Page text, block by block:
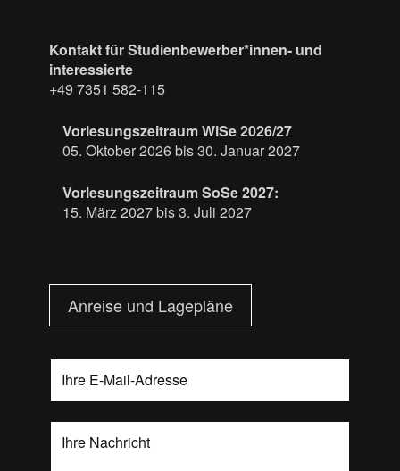
Kontakt für Studienbewerber*innen- und
interessierte
+49 7351 582-115
Vorlesungszeitraum WiSe 2026/27
05. Oktober 2026 bis 30. Januar 2027
Vorlesungszeitraum SoSe 2027:
15. März 2027 bis 3. Juli 2027
Anreise und Lagepläne